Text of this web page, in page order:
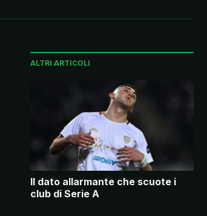
ALTRI ARTICOLI
Il dato allarmante che scuote i
club di Serie A